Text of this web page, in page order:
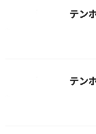
テン
テン